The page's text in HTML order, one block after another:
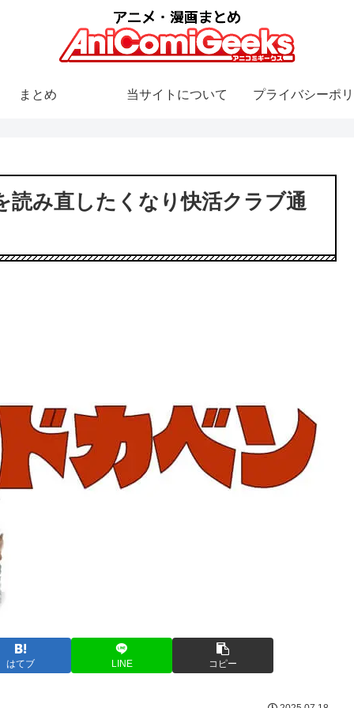
まとめ 当サイトについて プライバシーポ
読み直したくなり快活クラブ通
はてブ LINE コピー